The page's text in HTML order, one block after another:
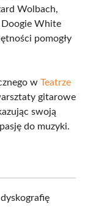
Wolbach,
Doogie White
pomogły
w Teatrze
gitarowe
swoją
do muzyki.